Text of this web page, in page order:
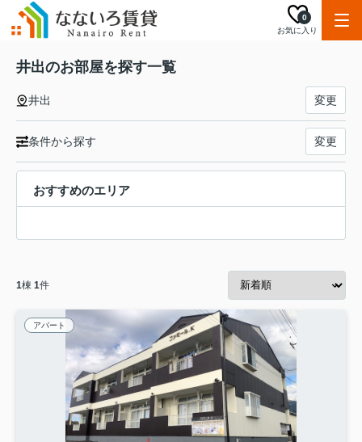
お気に入り
0
井出のお部屋を探す一覧
井出 変更
条件から探す 変更
おすすめのエリア
1棟 1件
アパート